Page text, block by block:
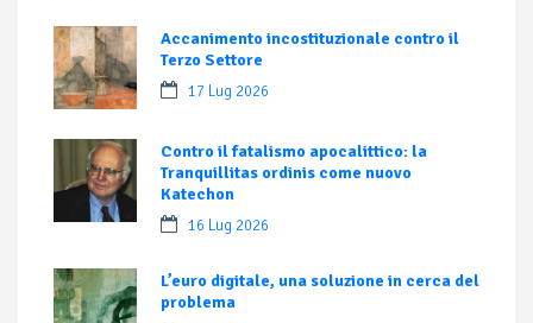
Accanimento incostituzionale contro il
Terzo Settore
17 Lug 2026
Contro il fatalismo apocalittico: la
Tranquillitas ordinis come nuovo
Katechon
16 Lug 2026
L’euro digitale, una soluzione in cerca del
problema